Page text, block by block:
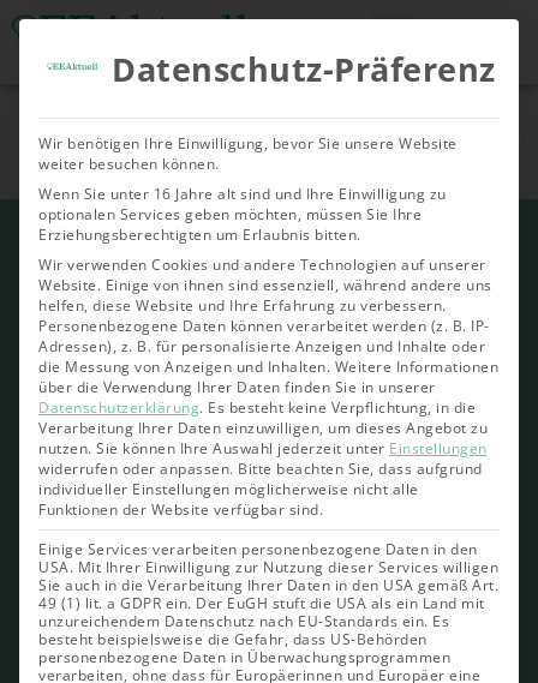
Nachhaltige
Investments
Allgemein Bioenergie
Datenschutz-Präferenz
Wir benötigen Ihre Einwilligung, bevor Sie unsere Website
weiter besuchen können.
Wenn Sie unter 16 Jahre alt sind und Ihre Einwilligung zu
optionalen Services geben möchten, müssen Sie Ihre
Erziehungsberechtigten um Erlaubnis bitten.
Wir verwenden Cookies und andere Technologien auf unserer
Website. Einige von ihnen sind essenziell, während andere uns
helfen, diese Website und Ihre Erfahrung zu verbessern.
Personenbezogene Daten können verarbeitet werden (z. B. IP-
Adressen), z. B. für personalisierte Anzeigen und Inhalte oder
die Messung von Anzeigen und Inhalten. Weitere Informationen
über die Verwendung Ihrer Daten finden Sie in unserer
Datenschutzerklärung. Es besteht keine Verpflichtung, in die
Verarbeitung Ihrer Daten einzuwilligen, um dieses Angebot zu
nutzen. Sie können Ihre Auswahl jederzeit unter Einstellungen
widerrufen oder anpassen. Bitte beachten Sie, dass aufgrund
individueller Einstellungen möglicherweise nicht alle
Funktionen der Website verfügbar sind.
Einige Services verarbeiten personenbezogene Daten in den
USA. Mit Ihrer Einwilligung zur Nutzung dieser Services willigen
Sie auch in die Verarbeitung Ihrer Daten in den USA gemäß Art.
49 (1) lit. a GDPR ein. Der EuGH stuft die USA als ein Land mit
unzureichendem Datenschutz nach EU-Standards ein. Es
besteht beispielsweise die Gefahr, dass US-Behörden
personenbezogene Daten in Überwachungsprogrammen
verarbeiten, ohne dass für Europäerinnen und Europäer eine